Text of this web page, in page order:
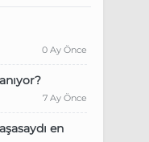
0 Ay Önce
7 Ay Önce
en